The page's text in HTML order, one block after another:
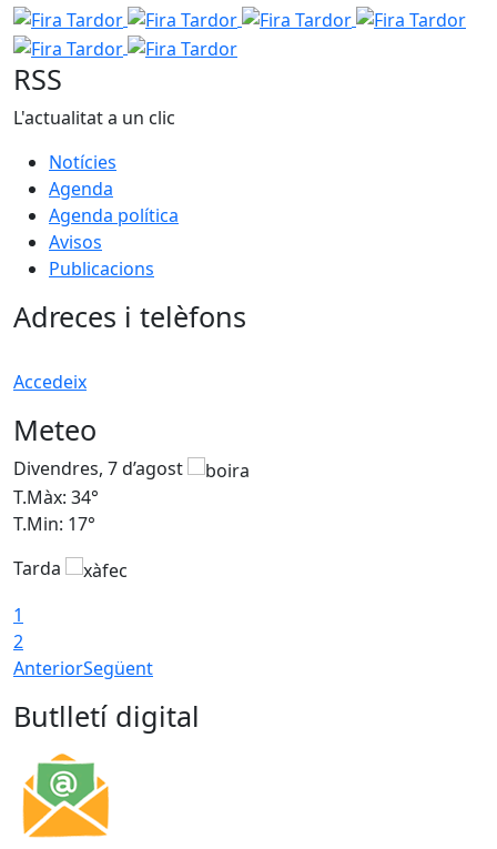
Fira Tardor Fira Tardor Fira Tardor Fira Tardor
Fira Tardor
RSS
L'actualitat a un clic
Notícies
Agenda
Agenda política
Avisos
Publicacions
Adreces i telèfons
Accedeix
Meteo
Divendres, 7 d’agost
T.Màx: 34°
T.Min: 17°
Tarda
1
2
AnteriorSegüent
Butlletí digital